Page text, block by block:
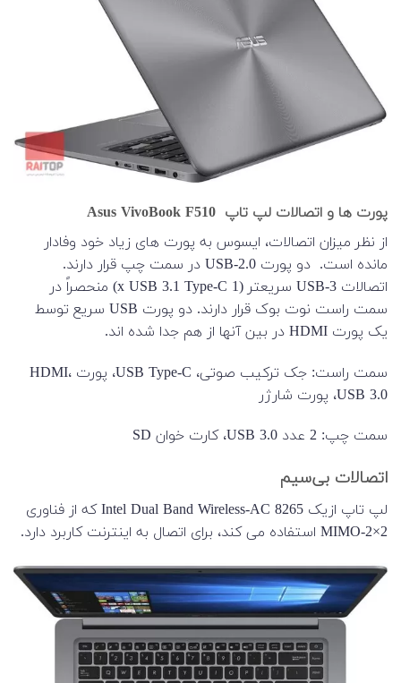
پورت ها و اتصالات لپ تاپ Asus VivoBook F510
از نظر میزان اتصالات، ایسوس به پورت های زیاد خود وفادار
مانده است. دو پورت USB-2.0 در سمت چپ قرار دارند.
اتصالات USB-3 سریعتر (1 x USB 3.1 Type-C) منحصراً در
سمت راست نوت بوک قرار دارند. دو پورت USB سریع توسط
یک پورت HDMI در بین آنها از هم جدا شده اند.
سمت راست: جک ترکیب صوتی، USB Type-C، پورت HDMI،
USB 3.0، پورت شارژر
سمت چپ: 2 عدد USB 3.0، کارت خوان SD
اتصالات بی‌سیم
لپ تاپ ازیک Intel Dual Band Wireless-AC 8265 که از فناوری
MIMO-2×2 استفاده می کند، برای اتصال به اینترنت کاربرد دارد.